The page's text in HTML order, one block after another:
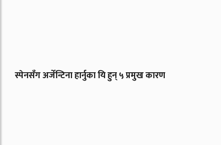
स्पेनसँग अर्जेन्टिना हार्नुका यि हुन् ५ प्रमुख कारण